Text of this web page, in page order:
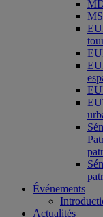
Événements
Actualités